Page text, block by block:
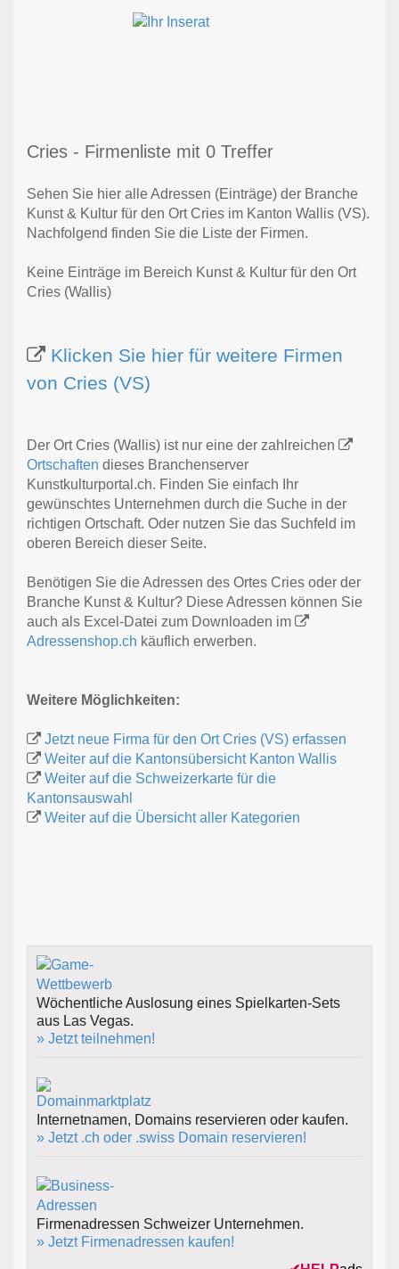
Cries - Firmenliste mit 0 Treffer
Sehen Sie hier alle Adressen (Einträge) der Branche
Kunst & Kultur für den Ort Cries im Kanton Wallis (VS).
Nachfolgend finden Sie die Liste der Firmen.
Keine Einträge im Bereich Kunst & Kultur für den Ort
Cries (Wallis)
Klicken Sie hier für weitere Firmen
von Cries (VS)
Der Ort Cries (Wallis) ist nur eine der zahlreichen
Ortschaften dieses Branchenserver
Kunstkulturportal.ch. Finden Sie einfach Ihr
gewünschtes Unternehmen durch die Suche in der
richtigen Ortschaft. Oder nutzen Sie das Suchfeld im
oberen Bereich dieser Seite.
Benötigen Sie die Adressen des Ortes Cries oder der
Branche Kunst & Kultur? Diese Adressen können Sie
auch als Excel-Datei zum Downloaden im
Adressenshop.ch käuflich erwerben.
Weitere Möglichkeiten:
Jetzt neue Firma für den Ort Cries (VS) erfassen
Weiter auf die Kantonsübersicht Kanton Wallis
Weiter auf die Schweizerkarte für die
Kantonsauswahl
Weiter auf die Übersicht aller Kategorien
Wöchentliche Auslosung eines Spielkarten-Sets
aus Las Vegas.
» Jetzt teilnehmen!
Internetnamen, Domains reservieren oder kaufen.
» Jetzt .ch oder .swiss Domain reservieren!
Firmenadressen Schweizer Unternehmen.
» Jetzt Firmenadressen kaufen!